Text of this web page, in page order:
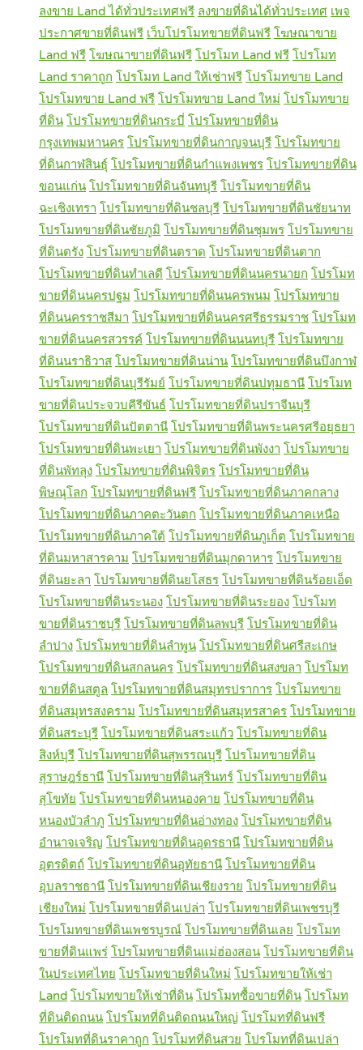
ลงขาย Land ได้ทั่วประเทศฟรี ลงขายที่ดินได้ทั่วประเทศ เพจ
ประกาศขายที่ดินฟรี เว็บโปรโมทขายที่ดินฟรี โฆษณาขาย
Land ฟรี โฆษณาขายที่ดินฟรี โปรโมท Land ฟรี โปรโมท
Land ราคาถูก โปรโมท Land ให้เช่าฟรี โปรโมทขาย Land
โปรโมทขาย Land ฟรี โปรโมทขาย Land ใหม่ โปรโมทขาย
ที่ดิน โปรโมทขายที่ดินกระบี่ โปรโมทขายที่ดิน
กรุงเทพมหานคร โปรโมทขายที่ดินกาญจนบุรี โปรโมทขาย
ที่ดินกาฬสินธุ์ โปรโมทขายที่ดินกำแพงเพชร โปรโมทขายที่ดิน
ขอนแก่น โปรโมทขายที่ดินจันทบุรี โปรโมทขายที่ดิน
ฉะเชิงเทรา โปรโมทขายที่ดินชลบุรี โปรโมทขายที่ดินชัยนาท
โปรโมทขายที่ดินชัยภูมิ โปรโมทขายที่ดินชุมพร โปรโมทขาย
ที่ดินตรัง โปรโมทขายที่ดินตราด โปรโมทขายที่ดินตาก
โปรโมทขายที่ดินทำเลดี โปรโมทขายที่ดินนครนายก โปรโมท
ขายที่ดินนครปฐม โปรโมทขายที่ดินนครพนม โปรโมทขาย
ที่ดินนครราชสีมา โปรโมทขายที่ดินนครศรีธรรมราช โปรโมท
ขายที่ดินนครสวรรค์ โปรโมทขายที่ดินนนทบุรี โปรโมทขาย
ที่ดินนราธิวาส โปรโมทขายที่ดินน่าน โปรโมทขายที่ดินบึงกาฬ
โปรโมทขายที่ดินบุรีรัมย์ โปรโมทขายที่ดินปทุมธานี โปรโมท
ขายที่ดินประจวบคีรีขันธ์ โปรโมทขายที่ดินปราจีนบุรี
โปรโมทขายที่ดินปัตตานี โปรโมทขายที่ดินพระนครศรีอยุธยา
โปรโมทขายที่ดินพะเยา โปรโมทขายที่ดินพังงา โปรโมทขาย
ที่ดินพัทลุง โปรโมทขายที่ดินพิจิตร โปรโมทขายที่ดิน
พิษณุโลก โปรโมทขายที่ดินฟรี โปรโมทขายที่ดินภาคกลาง
โปรโมทขายที่ดินภาคตะวันตก โปรโมทขายที่ดินภาคเหนือ
โปรโมทขายที่ดินภาคใต้ โปรโมทขายที่ดินภูเก็ต โปรโมทขาย
ที่ดินมหาสารคาม โปรโมทขายที่ดินมุกดาหาร โปรโมทขาย
ที่ดินยะลา โปรโมทขายที่ดินยโสธร โปรโมทขายที่ดินร้อยเอ็ด
โปรโมทขายที่ดินระนอง โปรโมทขายที่ดินระยอง โปรโมท
ขายที่ดินราชบุรี โปรโมทขายที่ดินลพบุรี โปรโมทขายที่ดิน
ลำปาง โปรโมทขายที่ดินลำพูน โปรโมทขายที่ดินศรีสะเกษ
โปรโมทขายที่ดินสกลนคร โปรโมทขายที่ดินสงขลา โปรโมท
ขายที่ดินสตูล โปรโมทขายที่ดินสมุทรปราการ โปรโมทขาย
ที่ดินสมุทรสงคราม โปรโมทขายที่ดินสมุทรสาคร โปรโมทขาย
ที่ดินสระบุรี โปรโมทขายที่ดินสระแก้ว โปรโมทขายที่ดิน
สิงห์บุรี โปรโมทขายที่ดินสุพรรณบุรี โปรโมทขายที่ดิน
สุราษฎร์ธานี โปรโมทขายที่ดินสุรินทร์ โปรโมทขายที่ดิน
สุโขทัย โปรโมทขายที่ดินหนองคาย โปรโมทขายที่ดิน
หนองบัวลำภู โปรโมทขายที่ดินอ่างทอง โปรโมทขายที่ดิน
อำนาจเจริญ โปรโมทขายที่ดินอุดรธานี โปรโมทขายที่ดิน
อุตรดิตถ์ โปรโมทขายที่ดินอุทัยธานี โปรโมทขายที่ดิน
อุบลราชธานี โปรโมทขายที่ดินเชียงราย โปรโมทขายที่ดิน
เชียงใหม่ โปรโมทขายที่ดินเปล่า โปรโมทขายที่ดินเพชรบุรี
โปรโมทขายที่ดินเพชรบูรณ์ โปรโมทขายที่ดินเลย โปรโมท
ขายที่ดินแพร่ โปรโมทขายที่ดินแม่ฮ่องสอน โปรโมทขายที่ดิน
ในประเทศไทย โปรโมทขายที่ดินใหม่ โปรโมทขายให้เช่า
Land โปรโมทขายให้เช่าที่ดิน โปรโมทซื้อขายที่ดิน โปรโมท
ที่ดินติดถนน โปรโมทที่ดินติดถนนใหญ่ โปรโมทที่ดินฟรี
โปรโมทที่ดินราคาถูก โปรโมทที่ดินสวย โปรโมทที่ดินเปล่า